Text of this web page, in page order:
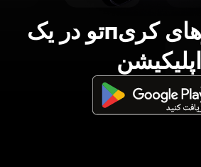
تمام ابزارهای کریпتو در یک
اپلیکیشن